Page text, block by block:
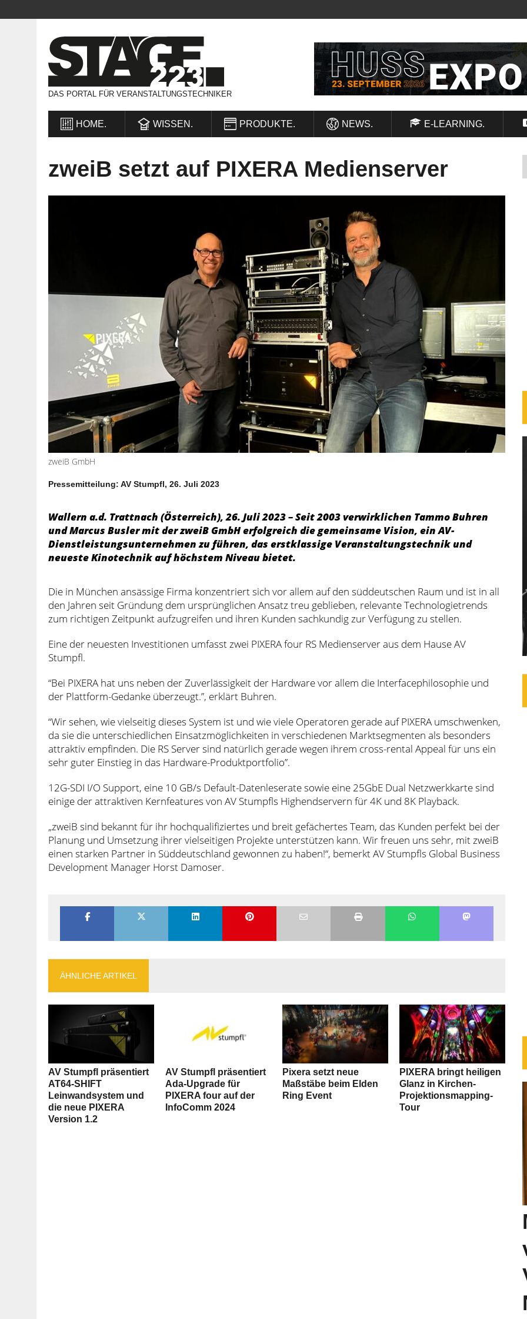
DAS PORTAL FÜR VERANSTALTUNGSTECHNIKER
HOME. WISSEN. PRODUKTE. NEWS. E-LEARNING.
zweiB setzt auf PIXERA Medienserver
zweiB GmbH
Pressemitteilung: AV Stumpfl, 26. Juli 2023
Wallern a.d. Trattnach (Österreich), 26. Juli 2023 – Seit 2003 verwirklichen Tammo Buhren
und Marcus Busler mit der zweiB GmbH erfolgreich die gemeinsame Vision, ein AV-
Dienstleistungsunternehmen zu führen, das erstklassige Veranstaltungstechnik und
neueste Kinotechnik auf höchstem Niveau bietet.
Die in München ansässige Firma konzentriert sich vor allem auf den süddeutschen Raum und ist in all
den Jahren seit Gründung dem ursprünglichen Ansatz treu geblieben, relevante Technologietrends
zum richtigen Zeitpunkt aufzugreifen und ihren Kunden sachkundig zur Verfügung zu stellen.
Eine der neuesten Investitionen umfasst zwei PIXERA four RS Medienserver aus dem Hause AV
Stumpfl.
“Bei PIXERA hat uns neben der Zuverlässigkeit der Hardware vor allem die Interfacephilosophie und
der Plattform-Gedanke überzeugt.”, erklärt Buhren.
“Wir sehen, wie vielseitig dieses System ist und wie viele Operatoren gerade auf PIXERA umschwenken,
da sie die unterschiedlichen Einsatzmöglichkeiten in verschiedenen Marktsegmenten als besonders
attraktiv empfinden. Die RS Server sind natürlich gerade wegen ihrem cross-rental Appeal für uns ein
sehr guter Einstieg in das Hardware-Produktportfolio”.
12G-SDI I/O Support, eine 10 GB/s Default-Datenleserate sowie eine 25GbE Dual Netzwerkkarte sind
einige der attraktiven Kernfeatures von AV Stumpfls Highendservern für 4K und 8K Playback.
„zweiB sind bekannt für ihr hochqualifiziertes und breit gefächertes Team, das Kunden perfekt bei der
Planung und Umsetzung ihrer vielseitigen Projekte unterstützen kann. Wir freuen uns sehr, mit zweiB
einen starken Partner in Süddeutschland gewonnen zu haben!“, bemerkt AV Stumpfls Global Business
Development Manager Horst Damoser.
ÄHNLICHE ARTIKEL
AV Stumpfl präsentiert
AT64-SHIFT
Leinwandsystem und
die neue PIXERA
Version 1.2
AV Stumpfl präsentiert
Ada-Upgrade für
PIXERA four auf der
InfoComm 2024
Pixera setzt neue
Maßstäbe beim Elden
Ring Event
PIXERA bringt heiligen
Glanz in Kirchen-
Projektionsmapping-
Tour